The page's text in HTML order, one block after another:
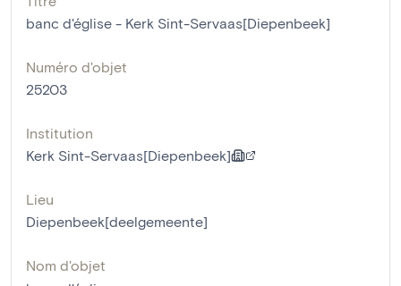
banc d'église - Kerk Sint-Servaas[Diepenbeek]
Numéro d'objet
25203
Institution
Kerk Sint-Servaas[Diepenbeek]
Lieu
Diepenbeek[deelgemeente]
Nom d'objet